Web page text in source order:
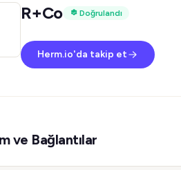
R+Co Doğrulandı
Herm.io'da takip et
ve Bağlantılar